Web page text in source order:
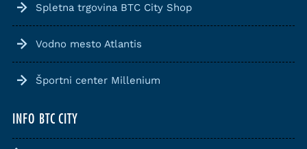
Spletna trgovina BTC City Shop
Vodno mesto Atlantis
Športni center Millenium
INFO BTC CITY